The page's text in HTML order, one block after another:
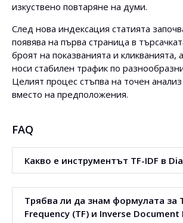
изкуствено повтаряне на думи.
След нова индексация статията
появява на първа страница в
броят на показванията и
носи стабилен трафик по
Целият процес стъпва на точен
вместо на предположения.
FAQ
Какво е инструментът TF-IDF в
TF-IDF инструментът изчислява
база данни от топ 10 резултатите в
TF IDF алгоритъм, за да покаже най-
Трябва ли да знам формулата за
Frequency (TF) и Inverse Document